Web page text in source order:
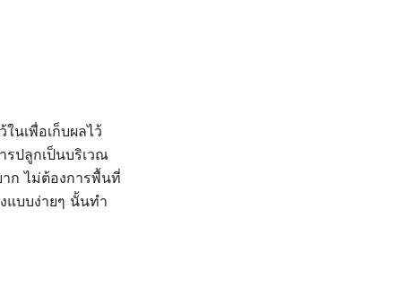
นเพื่อเก็บผลไว้
รปลูกเป็นบริเวณ
ก ไม่ต้องการพื้นที่
แบบง่ายๆ นั้นทำ